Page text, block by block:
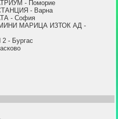
- Поморие
- Варна
- София
МАРИЦА ИЗТОК АД -
- Бургас